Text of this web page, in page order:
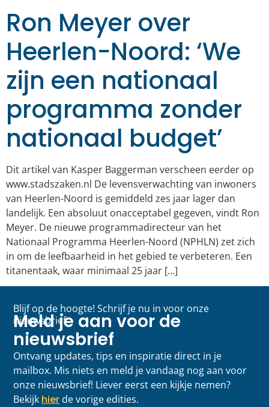
Ron Meyer over
Heerlen-Noord: ‘We
zijn een nationaal
programma zonder
nationaal budget’
Dit artikel van Kasper Baggerman verscheen eerder op
www.stadszaken.nl De levensverwachting van inwoners
van Heerlen-Noord is gemiddeld zes jaar lager dan
landelijk. Een absoluut onacceptabel gegeven, vindt Ron
Meyer. De nieuwe programmadirecteur van het
Nationaal Programma Heerlen-Noord (NPHLN) zet zich
in om de leefbaarheid in het gebied te verbeteren. Een
titanentaak, waar minimaal 25 jaar […]
Blijf op de hoogte! Schrijf je nu in voor onze
nieuwsbrief
Meld je aan voor de
nieuwsbrief
Ontvang updates, tips en inspiratie direct in je
mailbox. Mis niets en meld je vandaag nog aan voor
onze nieuwsbrief! Liever eerst een kijkje nemen?
Bekijk hier de vorige edities.